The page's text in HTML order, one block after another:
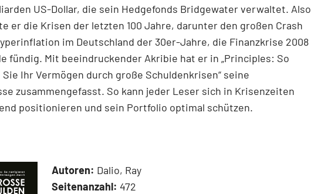
US-Dollar, die sein Hedgefonds Bridgewater verwaltet. Also
er die Krisen der letzten 100 Jahre, darunter den großen Crash
im Deutschland der 30er-Jahre, die Finanzkrise 2008
fündig. Mit beeindruckender Akribie hat er in „Principles: So
Ihr Vermögen durch große Schuldenkrisen“ seine
zusammengefasst. So kann jeder Leser sich in Krisenzeiten
positionieren und sein Portfolio optimal schützen.
Autoren: Dalio, Ray
Seitenanzahl: 472